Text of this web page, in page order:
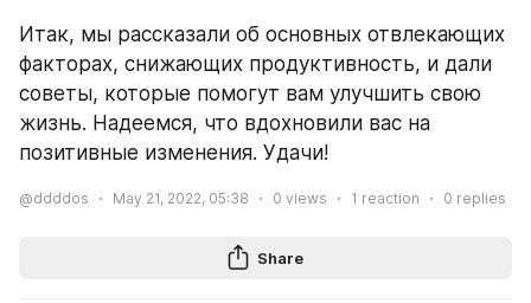
Итак, мы рассказали об основных отвлекающих
факторах, снижающих продуктивность, и дали
советы, которые помогут вам улучшить свою
жизнь. Надеемся, что вдохновили вас на
позитивные изменения. Удачи!
@ddddos May 21, 2022, 05:38 0 views 1 reaction 0 replies
Share